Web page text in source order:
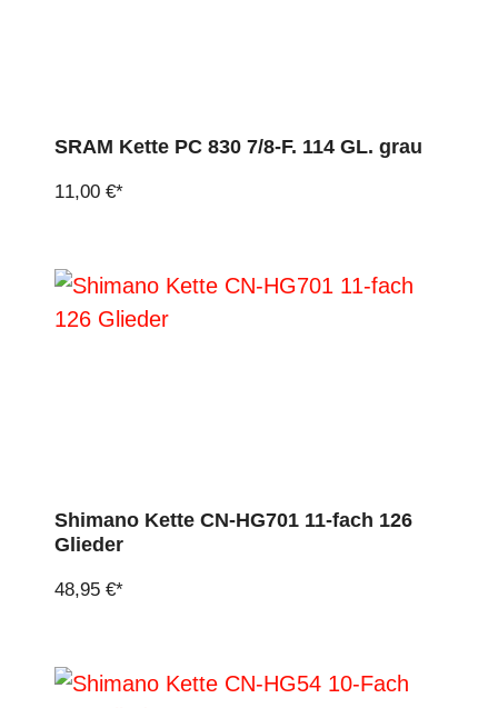
SRAM Kette PC 830 7/8-F. 114 GL. grau
11,00 €*
Shimano Kette CN-HG701 11-fach 126
Glieder
48,95 €*